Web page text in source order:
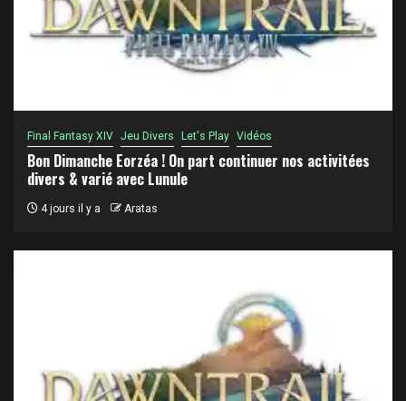
Final Fantasy XIV Jeu Divers Let's Play Vidéos
Bon Dimanche Eorzéa ! On part continuer nos activitées
divers & varié avec Lunule
4 jours il y a Aratas